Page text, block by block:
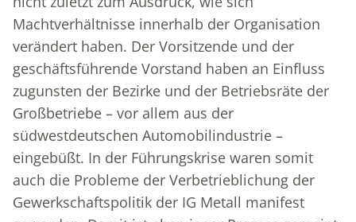
Machtverhältnisse innerhalb der Organisation
verändert haben. Der Vorsitzende und der
geschäftsführende Vorstand haben an Einfluss
zugunsten der Bezirke und der Betriebsräte der
Großbetriebe – vor allem aus der
südwestdeutschen Automobilindustrie –
eingebüßt. In der Führungskrise waren somit
auch die Probleme der Verbetrieblichung der
Gewerkschaftspolitik der IG Metall manifest